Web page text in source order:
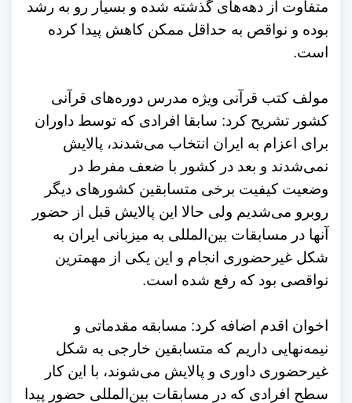
متفاوت از دهه‌های گذشته شده و بسیار رو به رشد
بوده و نواقص به حداقل ممکن کاهش پیدا کرده
است.
مولف کتب قرآنی ویژه مدرس دوره‌های قرآنی
کشور تشریح کرد: سابقا افرادی که توسط داوران
برای اعزام به ایران انتخاب می‌شدند، پالایش
نمی‌شدند و بعد در کشور با ضعف مفرط در
وضعیت کیفیت برخی متسابقین کشورهای دیگر
روبرو می‌شدیم ولی حالا این پالایش قبل از حضور
آنها در مسابقات بین‌المللی به میزبانی ایران به
شکل غیرحضوری انجام و این یکی از مهمترین
نواقصی بود که رفع شده است.
اخوان اقدم اضافه کرد: مسابقه مقدماتی و
نیمه‌نهایی داریم که متسابقین خارجی به شکل
غیرحضوری داوری و پالایش می‌شوند، با این کار
سطح افرادی که در مسابقات بین‌المللی حضور پیدا